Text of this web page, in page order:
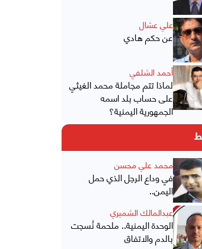
علي عشال
عن حكم هادي
أحمد الشلفي
لماذا تتم مجاملة محمد الغيثي
على حساب بلد اسمه
الجمهورية اليمنية؟
محمد علي محسن
في وداع الرجل الذي حمل
اليمن..
عبدالمالك الشميري
الوحدة اليمنية.. ملحمة نُسجت
بالدم والاتفاق